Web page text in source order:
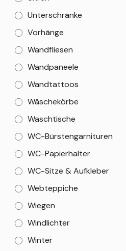
Unterschränke
Vorhänge
Wandfliesen
Wandpaneele
Wandtattoos
Wäschekörbe
Waschtische
WC-Bürstengarnituren
WC-Papierhalter
WC-Sitze & Aufkleber
Webteppiche
Wiegen
Windlichter
Winter